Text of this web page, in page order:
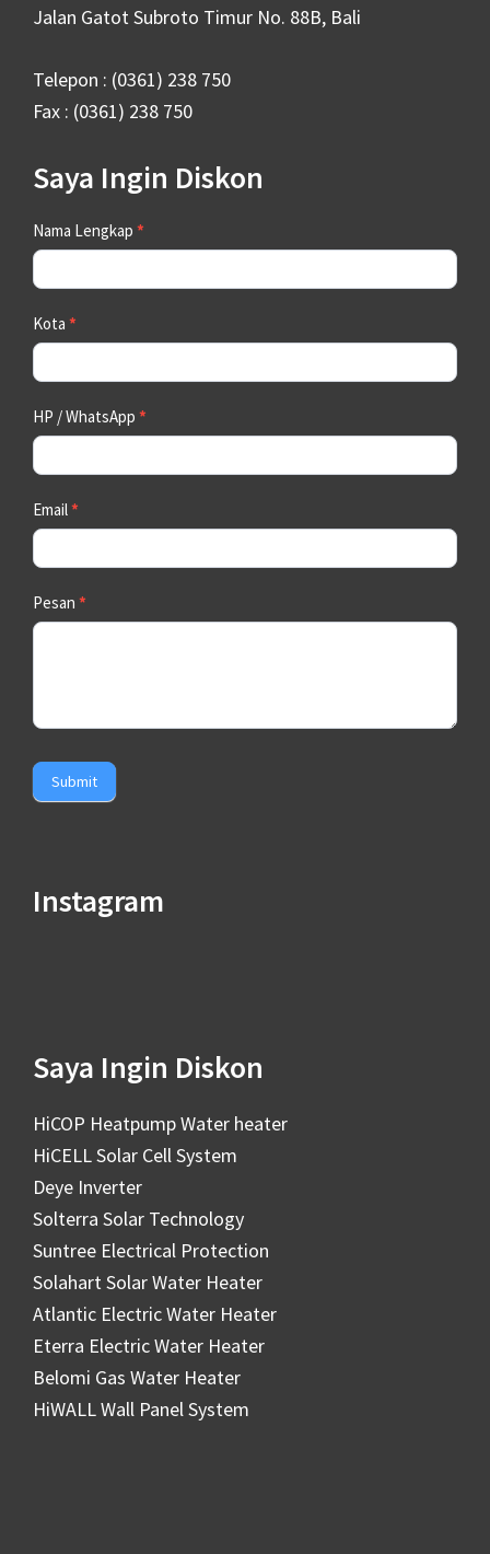
Jalan Gatot Subroto Timur No. 88B, Bali
Telepon : (0361) 238 750
Fax : (0361) 238 750
Saya Ingin Diskon
Contact
Us
Nama Lengkap *
Kota *
HP / WhatsApp *
Email*
Pesan *
Submit
Instagram
Saya Ingin Diskon
HiCOP Heatpump Water heater
HiCELL Solar Cell System
Deye Inverter
Solterra Solar Technology
Suntree Electrical Protection
Solahart Solar Water Heater
Atlantic Electric Water Heater
Eterra Electric Water Heater
Belomi Gas Water Heater
HiWALL Wall Panel System